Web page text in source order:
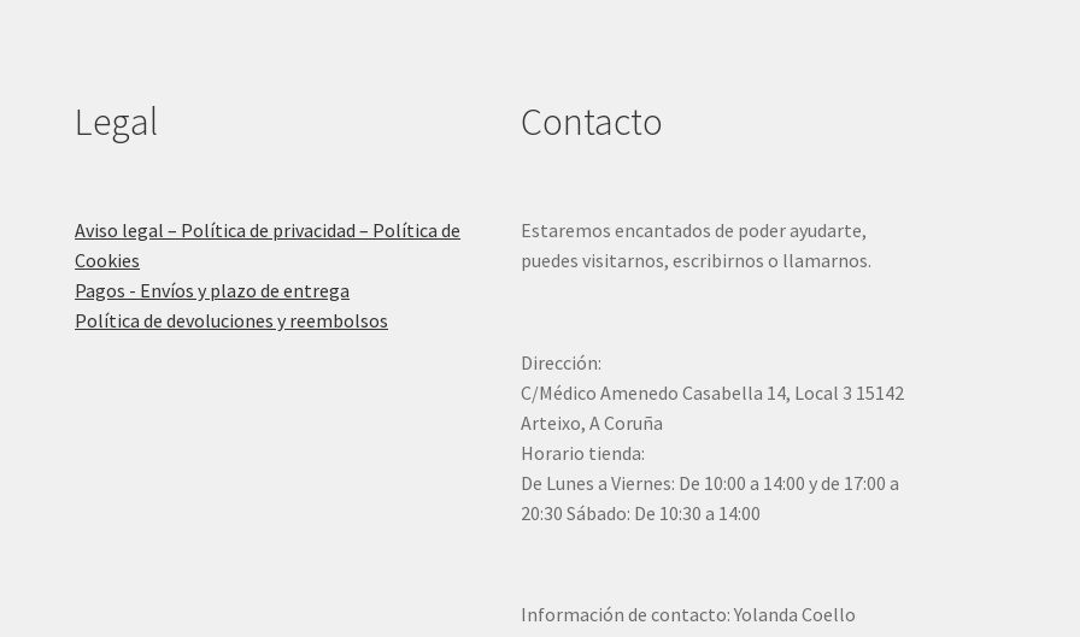
Legal
Aviso legal – Política de privacidad – Política de
Cookies
Pagos - Envíos y plazo de entrega
Política de devoluciones y reembolsos
Contacto
Estaremos encantados de poder ayudarte,
puedes visitarnos, escribirnos o llamarnos.
Dirección:
C/Médico Amenedo Casabella 14, Local 3 15142
Arteixo, A Coruña
Horario tienda:
De Lunes a Viernes: De 10:00 a 14:00 y de 17:00 a
20:30 Sábado: De 10:30 a 14:00
Información de contacto: Yolanda Coello